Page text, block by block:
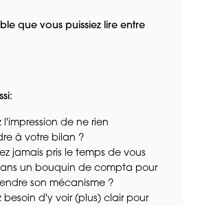
que vous puissiez lire entre
l'impression de ne rien
à votre bilan ?
jamais pris le temps de vous
un bouquin de compta pour
son mécanisme ?
besoin d'y voir (plus) clair pour